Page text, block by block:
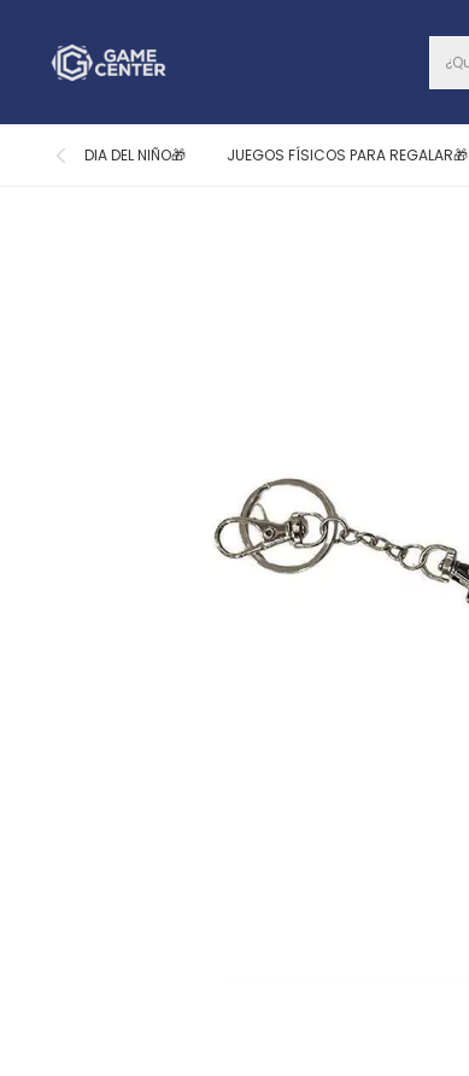
DIA DEL NIÑO🎁 JUEGOS FÍSICOS PARA REGALAR🎁